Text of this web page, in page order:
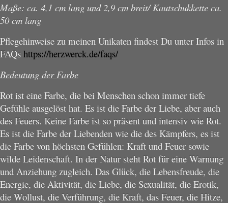
Maße: ca. 4,1 cm lang und 2,9 cm breit/ Kautschukkette ca.
50 cm lang
Pflegehinweise zu meinen Unikaten findest Du unter Infos in
FAQs https://herzwerck.de/faqs/
Bedeutung der Farbe
Rot ist eine Farbe, die bei Menschen schon immer tiefe
Gefühle ausgelöst hat. Es ist die Farbe der Liebe, aber auch
des Feuers. Keine Farbe ist so präsent und intensiv wie Rot.
Es ist die Farbe der Liebenden wie die des Kämpfers, es ist
die Farbe von höchsten Gefühlen: Kraft und Feuer sowie
wilde Leidenschaft. In der Natur steht Rot für eine Warnung
und Anziehung zugleich. Das Glück, die Lebensfreude, die
Energie, die Aktivität, die Liebe, die Sexualität, die Erotik,
die Wollust, die Verführung, die Kraft, das Feuer, die Hitze,